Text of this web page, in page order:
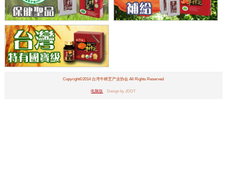
Copyright©2014 台湾牛樟芝产业协会 All Rights Reserved
电脑版 Design by JDDT